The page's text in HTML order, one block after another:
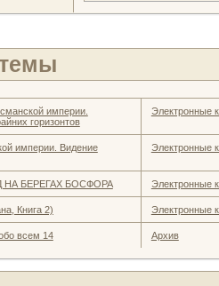
империи.
горизонтов
Электронные
империи. Видение
Электронные
НА БЕРЕГАХ БОСФОРА Электронные
Книга 2) Электронные
всем 14 Архив